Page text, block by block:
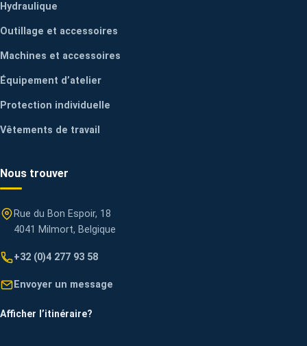
Hydraulique
Outillage et accessoires
Machines et accessoires
Équipement d’atelier
Protection individuelle
Vêtements de travail
Nous trouver
Rue du Bon Espoir, 18
4041 Milmort, Belgique
+32 (0)4 277 93 58
Envoyer un message
Afficher l’itinéraire?